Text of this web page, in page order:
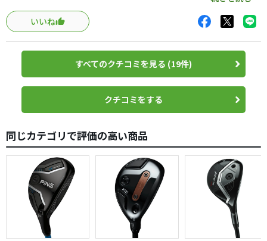
ユーティリティは元々得意ではなく、安定感に欠けていま
したが、M6はミスヒットに強く、直進性が高いです。ツイ
ストフェースの効果でしょうか？
ギアを語れるほどの腕前ではないですが、やさしいユーテ
ィリティをお探しのかたにはおすすめです。
いいね
すべてのクチコミを見る (19件)
クチコミをする
同じカテゴリで評価の高い商品